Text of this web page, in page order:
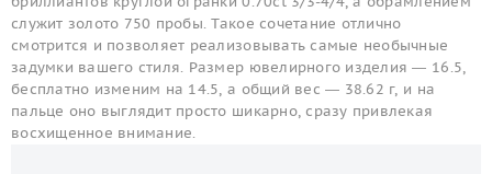
служит золото 750 пробы. Такое сочетание отлично
смотрится и позволяет реализовывать самые необычные
задумки вашего стиля. Размер ювелирного изделия — 16.5,
бесплатно изменим на 14.5, а общий вес — 38.62 г, и на
пальце оно выглядит просто шикарно, сразу привлекая
восхищенное внимание.